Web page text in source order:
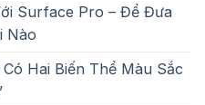
Surface Pro – Để Đưa
Nào
Hai Biến Thể Màu Sắc